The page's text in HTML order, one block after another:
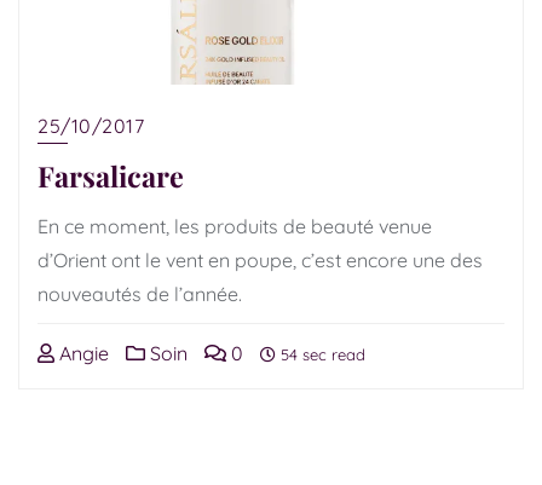
25/10/2017
Farsalicare
En ce moment, les produits de beauté venue
d’Orient ont le vent en poupe, c’est encore une des
nouveautés de l’année.
Angie Soin 0 54 sec read